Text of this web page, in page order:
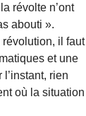
révolte n’ont
abouti ».
il faut
et une
rien
où la situation